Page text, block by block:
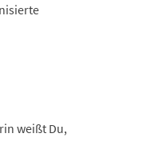
weißt Du,